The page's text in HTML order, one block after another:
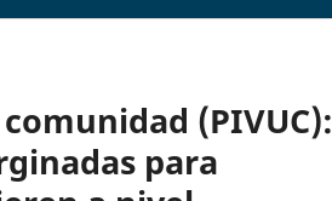
(PIVUC):
para